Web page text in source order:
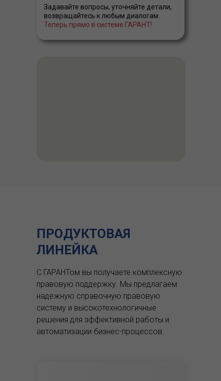
Задавайте вопросы, уточняйте детали,
возвращайтесь к любым диалогам.
Теперь прямо в системе ГАРАНТ!
ПРОДУКТОВАЯ
ЛИНЕЙКА
С ГАРАНТом вы получаете комплексную
правовую поддержку. Мы предлагаем
надежную справочную правовую
систему и высокотехнологичные
решения для эффективной работы и
автоматизации бизнес-процессов.